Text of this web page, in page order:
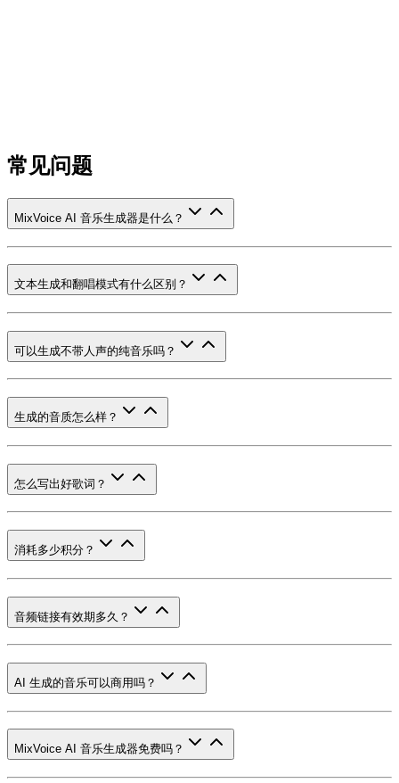
常见问题
MixVoice AI 音乐生成器是什么？
文本生成和翻唱模式有什么区别？
可以生成不带人声的纯音乐吗？
生成的音质怎么样？
怎么写出好歌词？
消耗多少积分？
音频链接有效期多久？
AI 生成的音乐可以商用吗？
MixVoice AI 音乐生成器免费吗？